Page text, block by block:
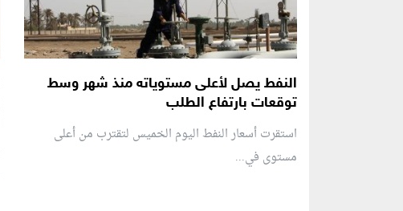
النفط يصل لأعلى مستوياته منذ شهر وسط
توقعات بارتفاع الطلب
استقرت أسعار النفط اليوم الخميس لتقترب من أعلى
مستوى في...